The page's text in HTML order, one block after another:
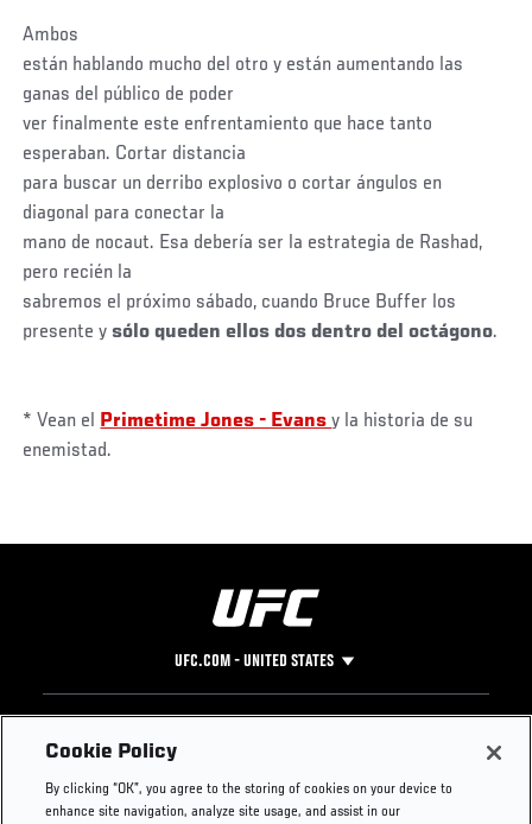
Ambos
están hablando mucho del otro y están aumentando las
ganas del público de poder
ver finalmente este enfrentamiento que hace tanto
esperaban. Cortar distancia
para buscar un derribo explosivo o cortar ángulos en
diagonal para conectar la
mano de nocaut. Esa debería ser la estrategia de Rashad,
pero recién la
sabremos el próximo sábado, cuando Bruce Buffer los
presente ysólo queden ellos dos dentro del octágono.
* Vean el Primetime Jones - Evansy la historia de su
enemistad.
UFC.COM - UNITED STATES
Footer
UFC
UFC Foundation
Instagram
Press
Cookie Policy
By clicking “OK”, you agree to the storing of cookies on your device to
enhance site navigation, analyze site usage, and assist in our